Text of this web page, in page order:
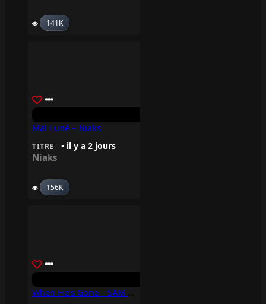
141K
Mal Luné – Niaks
TITRE • il y a 2 jours
Niaks
156K